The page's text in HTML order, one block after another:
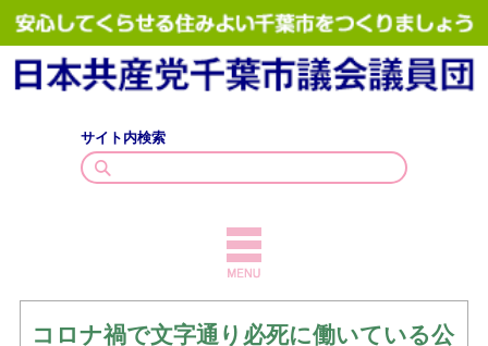
サイト内検索
コロナ禍で文字通り必死に働いている公